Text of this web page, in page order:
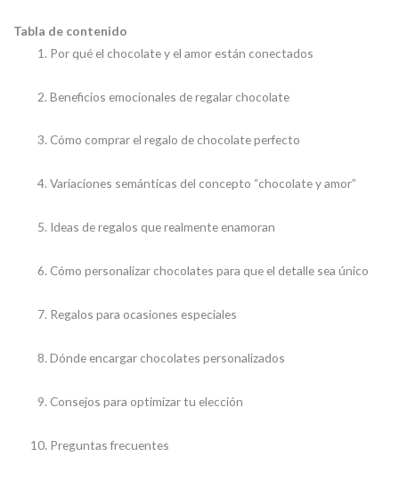
Tabla de contenido
Por qué el chocolate y el amor están conectados
Beneficios emocionales de regalar chocolate
Cómo comprar el regalo de chocolate perfecto
Variaciones semánticas del concepto “chocolate y amor”
Ideas de regalos que realmente enamoran
Cómo personalizar chocolates para que el detalle sea único
Regalos para ocasiones especiales
Dónde encargar chocolates personalizados
Consejos para optimizar tu elección
Preguntas frecuentes